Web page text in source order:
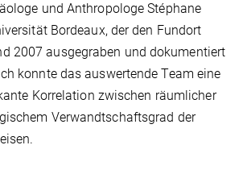
und Anthropologe Stéphane
Bordeaux, der den Fundort
2007 ausgegraben und dokumentiert
konnte das auswertende Team eine
Korrelation zwischen räumlicher
Verwandtschaftsgrad der